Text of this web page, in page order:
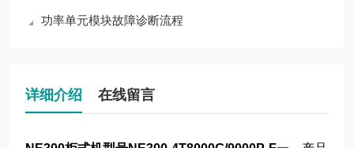
功率单元模块故障诊断流程
详细介绍 在线留言